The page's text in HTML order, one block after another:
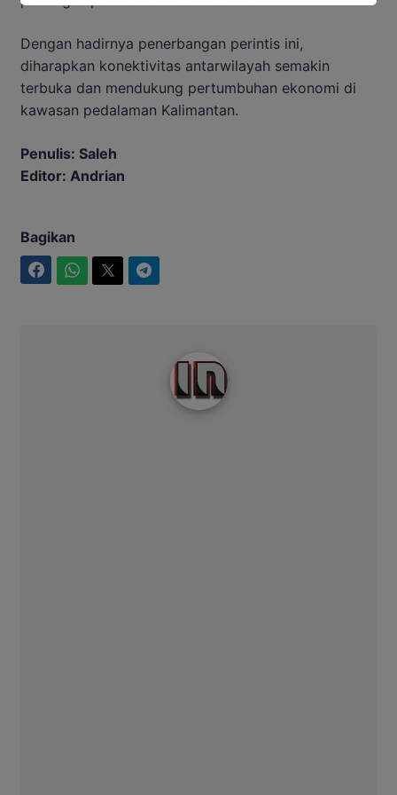
Dengan hadirnya penerbangan perintis ini,
diharapkan konektivitas antarwilayah semakin
terbuka dan mendukung pertumbuhan ekonomi di
kawasan pedalaman Kalimantan.
Penulis: Saleh
Editor: Andrian
Bagikan